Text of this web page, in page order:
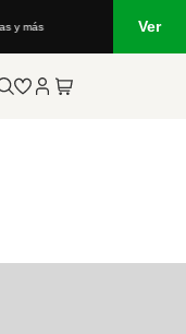
y más Ver